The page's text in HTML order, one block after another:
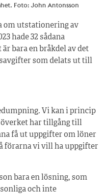
Foto: John Antonsson
om utstationering av
hade 32 sådana
bara en bråkdel av det
som delats ut till
Vi kan i princip
har tillgång till
få ut uppgifter om löner
förarna vi vill ha uppgifter
bara en lösning, som
och inte